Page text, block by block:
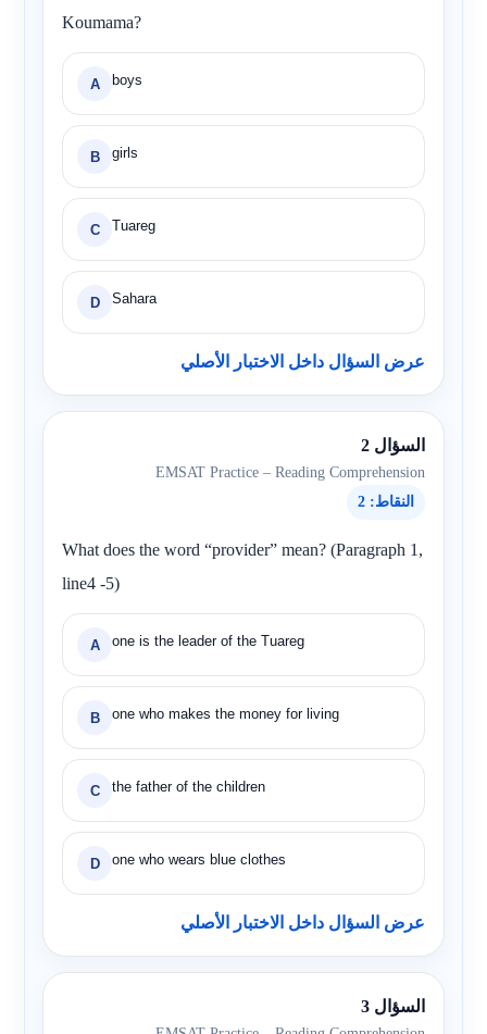
Koumama?
A boys
B girls
C Tuareg
D Sahara
عرض السؤال داخل الاختبار الأصلي
السؤال 2
EMSAT Practice – Reading Comprehension
النقاط: 2
What does the word “provider” mean? (Paragraph 1,
line4 -5)
A one is the leader of the Tuareg
B one who makes the money for living
C the father of the children
D one who wears blue clothes
عرض السؤال داخل الاختبار الأصلي
السؤال 3